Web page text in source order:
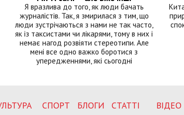
Я вразлива до того, як люди бачать
журналістів. Так, я змирилася з тим, що
люди зустрічаються з нами не так часто,
як із таксистами чи лікарями, тому в них і
немає нагод розвіяти стереотипи. Але
мені все одно важко боротися з
упередженнями, які сьогодні
СПОРТ БЛОГИ СТАТТІ ВІДЕО